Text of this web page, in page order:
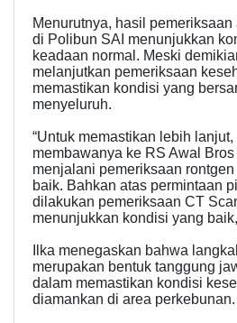
Menurutnya, hasil
di Polibun SAI menunjukkan
keadaan normal. Meski
melanjutkan pemeriksaan
memastikan kondisi yang
menyeluruh.
“Untuk memastikan lebih
membawanya ke RS Awal
menjalani pemeriksaan
baik. Bahkan atas permintaan
dilakukan pemeriksaan CT
menunjukkan kondisi yang
Ilka menegaskan bahwa
merupakan bentuk tanggung
dalam memastikan kondisi
diamankan di area perkebunan.